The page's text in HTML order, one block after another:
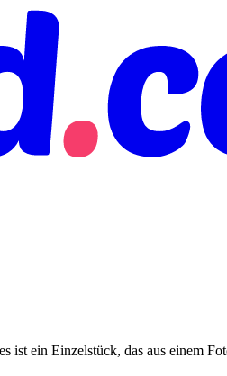
ist ein Einzelstück, das aus einem